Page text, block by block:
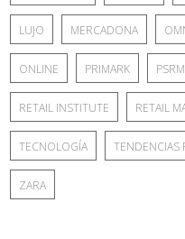
LUJO MERCADONA
ONLINE PRIMARK PSRM
RETAIL INSTITUTE RETAIL
TECNOLOGÍA TENDENCIAS
ZARA